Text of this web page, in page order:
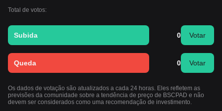
Total de votos:
Subida 0 Votar
Queda 0 Votar
Os dados de votação são atualizados a cada 24 horas. Eles refletem as
previsões da comunidade sobre a tendência de preço de BSCPAD e não
devem ser considerados como uma recomendação de investimento.